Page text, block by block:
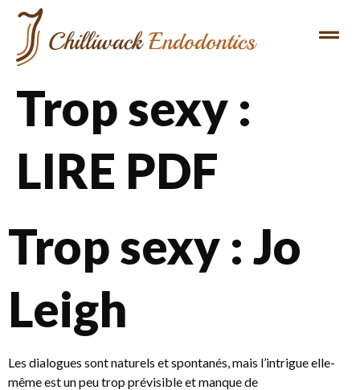
Trop sexy :
LIRE PDF
Trop sexy : Jo
Leigh
Les dialogues sont naturels et spontanés, mais l’intrigue elle-
même est un peu trop prévisible et manque de